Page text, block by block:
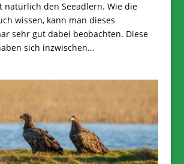
natürlich den Seeadlern. Wie die
wissen, kann man dieses
sehr gut dabei beobachten. Diese
sich inzwischen...